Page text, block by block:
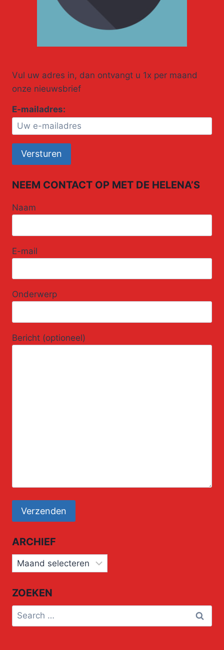
Vul uw adres in, dan ontvangt u 1x per maand
onze nieuwsbrief
E-mailadres:
NEEM CONTACT OP MET DE HELENA’S
Naam
E-mail
Onderwerp
Bericht (optioneel)
ARCHIEF
Archief
ZOEKEN
Search
for: